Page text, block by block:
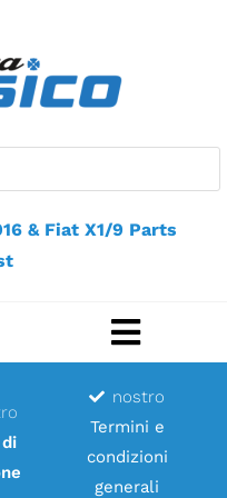
& Fiat X1/9 Parts
a
web
nostro
Termini e
condizioni
generali